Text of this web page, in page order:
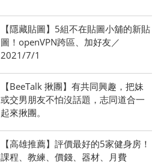
【隱藏貼圖】5組不在貼圖小舖的新貼
圖！openVPN跨區、加好友／
2021/7/1
【BeeTalk 揪團】有共同興趣，把妹
或交男朋友不怕沒話題，志同道合一
起來揪團。
【高雄推薦】評價最好的5家健身房！
課程、教練、價錢、器材、月費